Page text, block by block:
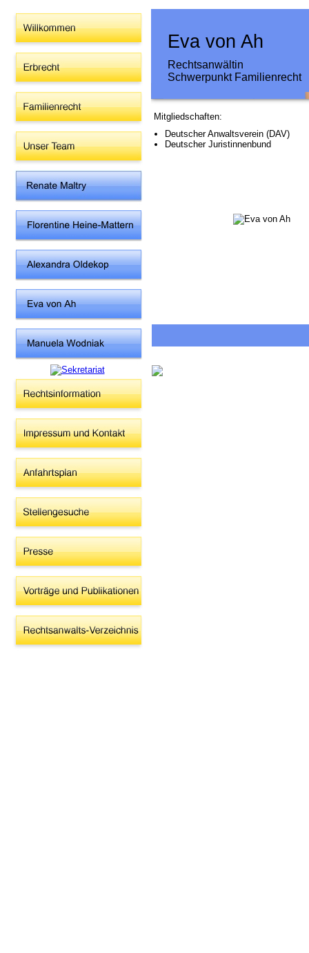
Eva von Ah
Rechtsanwältin
Schwerpunkt Familienrecht
Mitgliedschaften:
Deutscher Anwaltsverein (DAV)
Deutscher Juristinnenbund